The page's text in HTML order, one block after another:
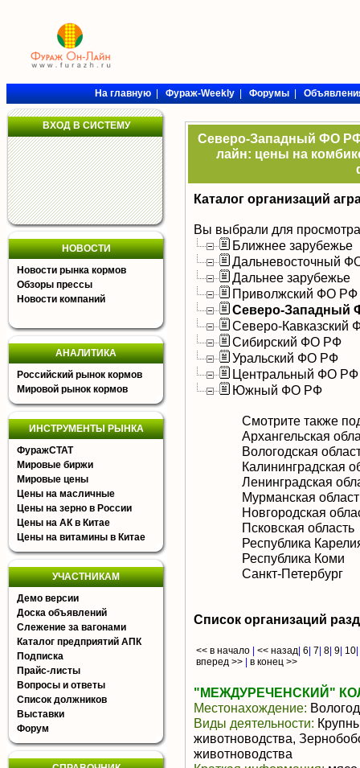
На главную|Фураж-Weekly|Форумы|
ВХОД В СИСТЕМУ
НОВОСТИ
Новости рынка кормов
Обзоры прессы
Новости компаний
АНАЛИТИКА
Российский рынок кормов
Мировой рынок кормов
ИНСТРУМЕНТЫ РЫНКА
ФуражСТАТ
Мировые биржи
Мировые цены
Цены на масличные
Цены на зерно в России
Цены на АК в Китае
Цены на витамины в Китае
УЧАСТНИКАМ
Демо версии
Доска объявлений
Слежение за вагонами
Каталог предприятий АПК
Подписка
Прайс-листы
Вопросы и ответы
Список должников
Выставки
Форум
Северо-Западный ФО
лайн: цены на
Каталог организаций
Вы выбрали для
Ближнее зарубежье
Дальневосточный
Дальнее зарубежье
Приволжский ФО РФ
Северо-Западный
Северо-Кавказский
Сибирский ФО РФ
Уральский ФО РФ
Центральный ФО РФ
Южный ФО РФ
Смотрите также
Архангельская
Вологодская
Калининградская
Ленинградская
Мурманская
Новгородская
Псковская область
Республика
Республика Коми
Санкт-Петербург
Список организаций
<< в начало << назад 6 7 8 9 10
вперед >>
в конец >>
"МЕЖДУРЕЧЕНСКИЙ"
Местонахождение:
Виды деятельности:
животноводства,
животноводства